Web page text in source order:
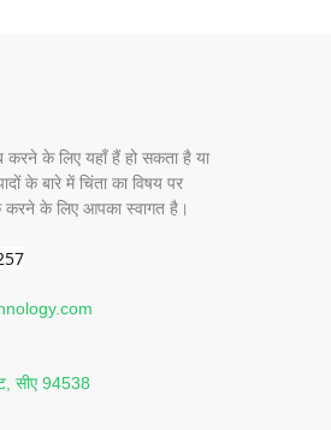
के लिए यहाँ हैं हो सकता है या
के बारे में चिंता का विषय पर
करने के लिए आपका स्वागत है।
सीए 94538